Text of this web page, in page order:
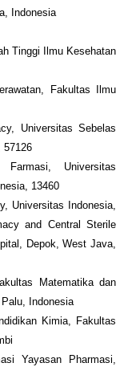
Indonesia
Tinggi Ilmu Kesehatan
Fakultas Ilmu
Universitas Sebelas
57126
Universitas
13460
Universitas Indonesia,
and Central Sterile
Depok, West Java,
Matematika dan
Indonesia
Kimia, Fakultas
Yayasan Pharmasi,